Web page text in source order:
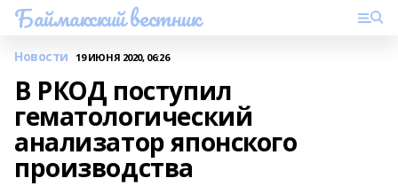
Баймакский вестник
Новости 19 ИЮНЯ 2020, 06:26
В РКОД поступил
гематологический
анализатор японского
производства